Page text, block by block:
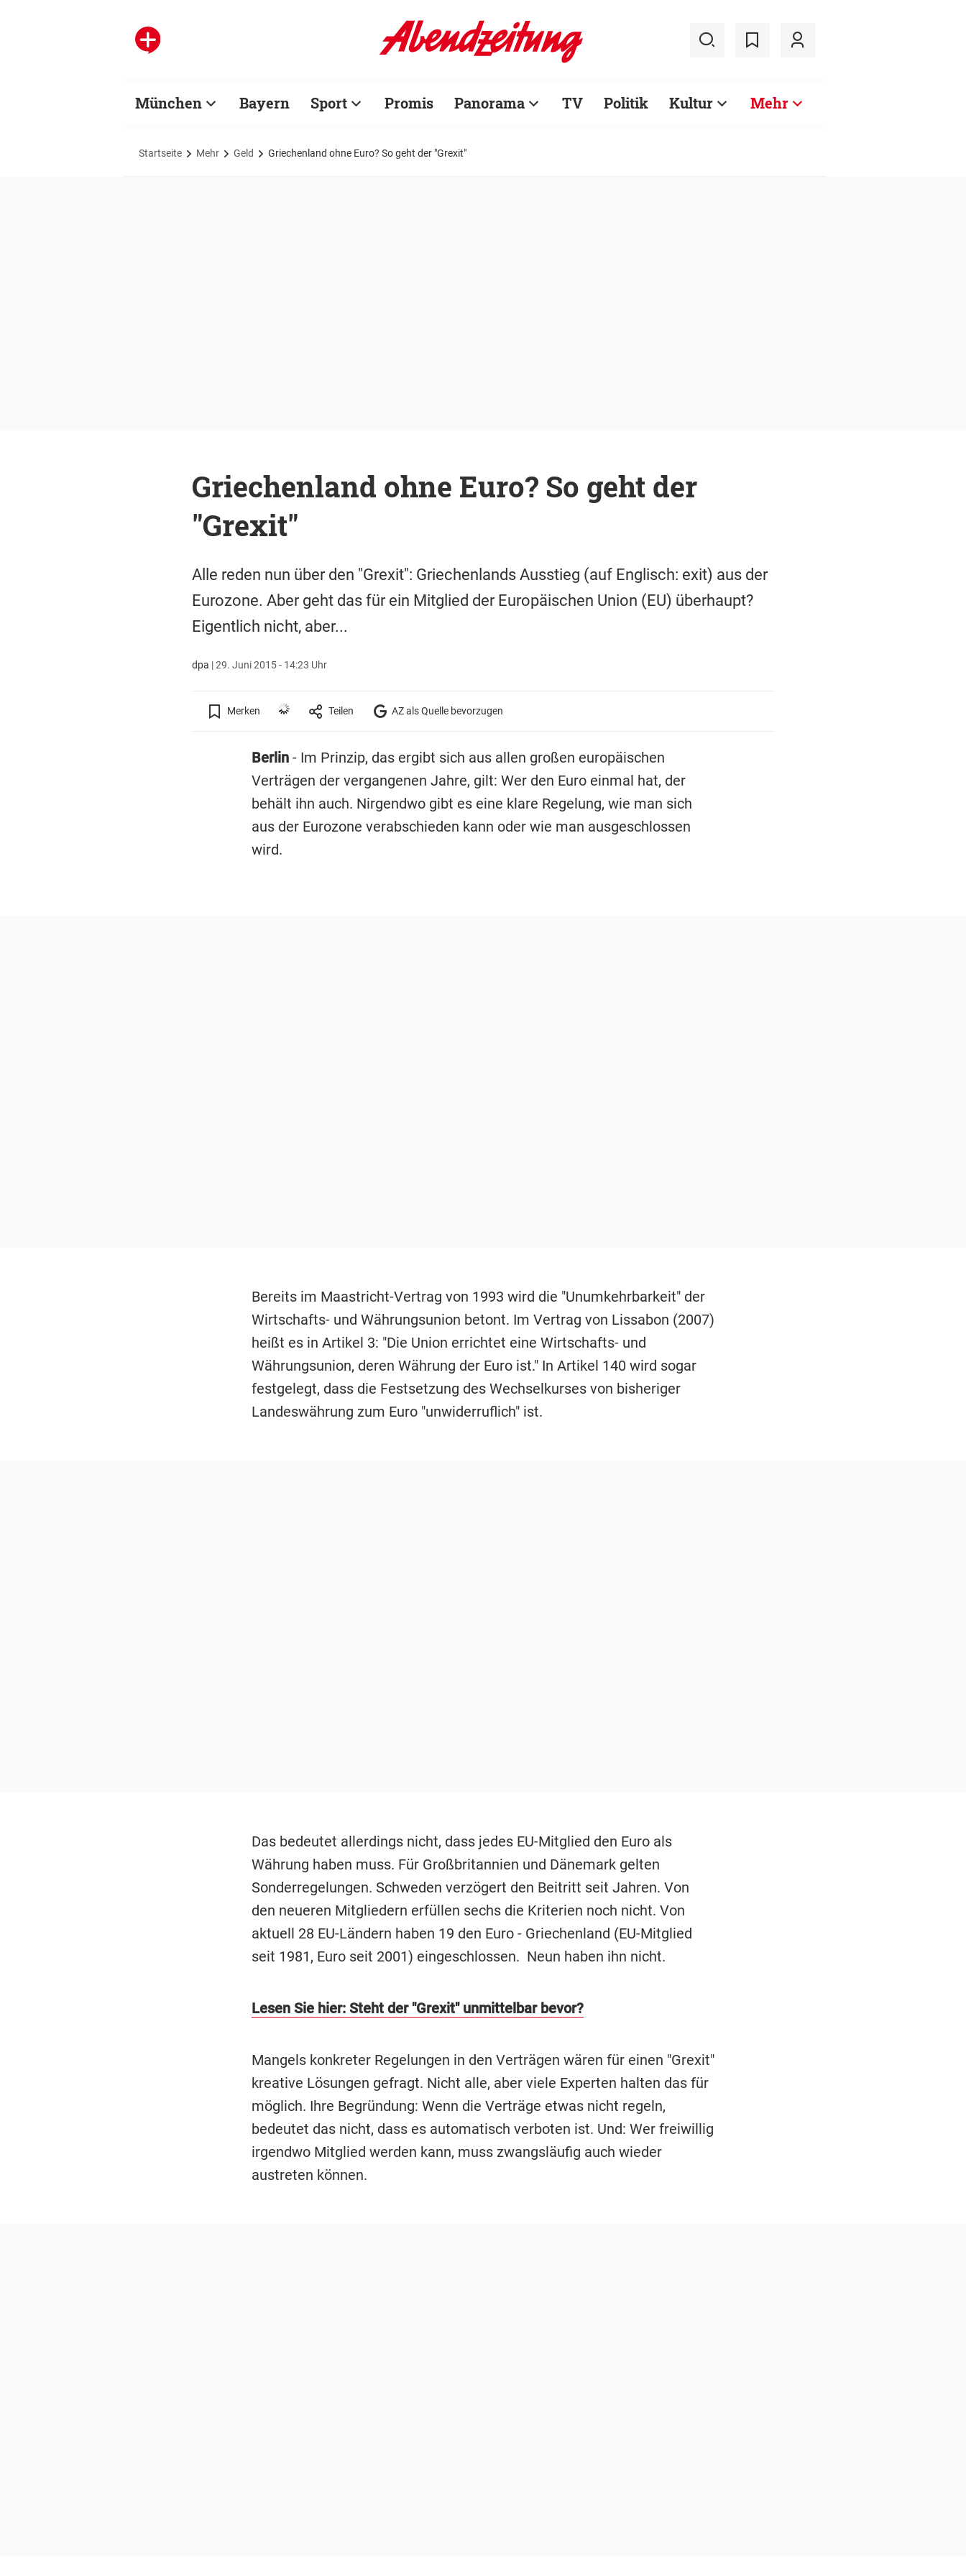
München Bayern Sport Promis Panorama TV Politik Kultur Mehr
Startseite Mehr Geld Griechenland ohne Euro? So geht der "Grexit"
Griechenland ohne Euro? So geht der
"Grexit"
Alle reden nun über den "Grexit": Griechenlands Ausstieg (auf Englisch: exit) aus der
Eurozone. Aber geht das für ein Mitglied der Europäischen Union (EU) überhaupt?
Eigentlich nicht, aber...
dpa |29. Juni 2015 - 14:23 Uhr
Merken Teilen AZ als Quelle bevorzugen
Berlin - Im Prinzip, das ergibt sich aus allen großen europäischen
Verträgen der vergangenen Jahre, gilt: Wer den Euro einmal hat, der
behält ihn auch. Nirgendwo gibt es eine klare Regelung, wie man sich
aus der Eurozone verabschieden kann oder wie man ausgeschlossen
wird.
Bereits im Maastricht-Vertrag von 1993 wird die "Unumkehrbarkeit" der
Wirtschafts- und Währungsunion betont. Im Vertrag von Lissabon (2007)
heißt es in Artikel 3: "Die Union errichtet eine Wirtschafts- und
Währungsunion, deren Währung der Euro ist." In Artikel 140 wird sogar
festgelegt, dass die Festsetzung des Wechselkurses von bisheriger
Landeswährung zum Euro "unwiderruflich" ist.
Das bedeutet allerdings nicht, dass jedes EU-Mitglied den Euro als
Währung haben muss. Für Großbritannien und Dänemark gelten
Sonderregelungen. Schweden verzögert den Beitritt seit Jahren. Von
den neueren Mitgliedern erfüllen sechs die Kriterien noch nicht. Von
aktuell 28 EU-Ländern haben 19 den Euro - Griechenland (EU-Mitglied
seit 1981, Euro seit 2001) eingeschlossen. Neun haben ihn nicht.
Lesen Sie hier: Steht der "Grexit" unmittelbar bevor?
Mangels konkreter Regelungen in den Verträgen wären für einen "Grexit"
kreative Lösungen gefragt. Nicht alle, aber viele Experten halten das für
möglich. Ihre Begründung: Wenn die Verträge etwas nicht regeln,
bedeutet das nicht, dass es automatisch verboten ist. Und: Wer freiwillig
irgendwo Mitglied werden kann, muss zwangsläufig auch wieder
austreten können.